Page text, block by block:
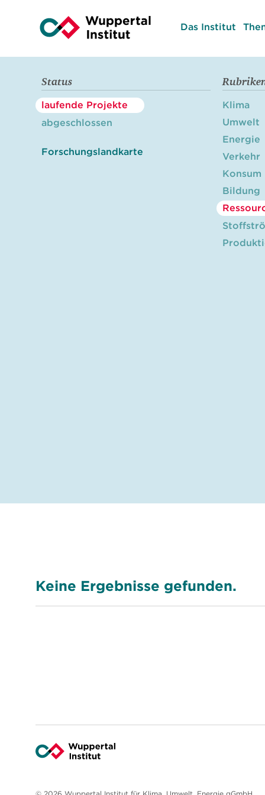
Das Institut
Status
laufende Projekte
abgeschlossen
Forschungslandkarte
Klima
Umwelt
Energie
Verkehr
Konsum
Bildung
Keine Ergebnisse gefunden.